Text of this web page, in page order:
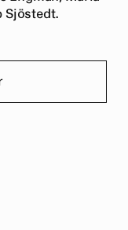
Sjöstedt.